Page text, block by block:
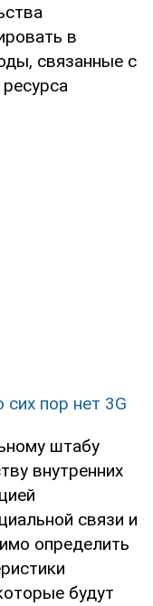
в
связанные с
пор нет 3G
штабу
внутренних
связи и
определить
будут